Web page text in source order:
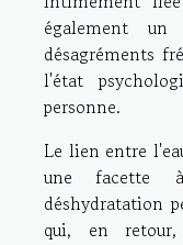
également un
désagréments
l'état
personne.
Le lien entre
une facette
déshydratation
qui, en retour,